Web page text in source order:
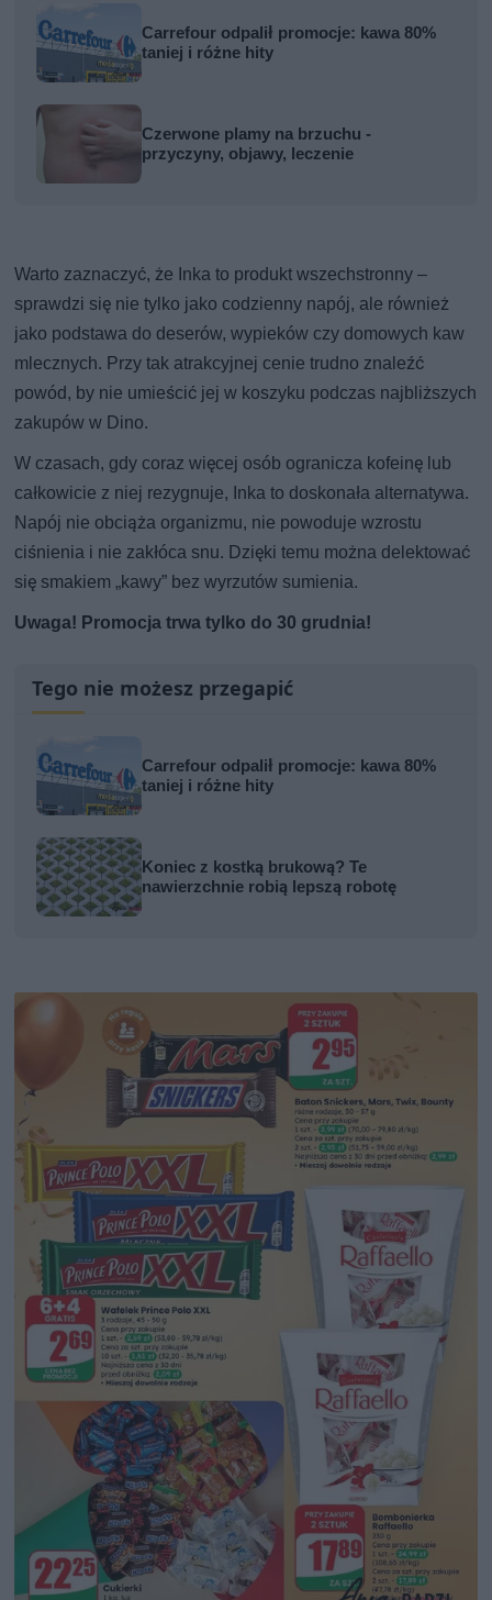
Carrefour odpalił promocje: kawa 80%
taniej i różne hity
Czerwone plamy na brzuchu -
przyczyny, objawy, leczenie
Warto zaznaczyć, że Inka to produkt wszechstronny –
sprawdzi się nie tylko jako codzienny napój, ale również
jako podstawa do deserów, wypieków czy domowych kaw
mlecznych. Przy tak atrakcyjnej cenie trudno znaleźć
powód, by nie umieścić jej w koszyku podczas najbliższych
zakupów w Dino.
W czasach, gdy coraz więcej osób ogranicza kofeinę lub
całkowicie z niej rezygnuje, Inka to doskonała alternatywa.
Napój nie obciąża organizmu, nie powoduje wzrostu
ciśnienia i nie zakłóca snu. Dzięki temu można delektować
się smakiem „kawy” bez wyrzutów sumienia.
Uwaga! Promocja trwa tylko do 30 grudnia!
Tego nie możesz przegapić
Carrefour odpalił promocje: kawa 80%
taniej i różne hity
Koniec z kostką brukową? Te
nawierzchnie robią lepszą robotę